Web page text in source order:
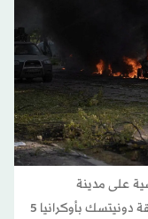
على مدينة
كراماتورسك الواقعة على خط المواجهة بمنطقة دونيتسك بأوكرانيا 5